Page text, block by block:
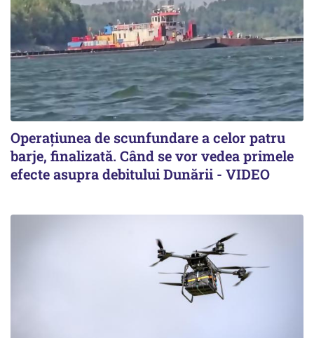
Operațiunea de scunfundare a celor patru
barje, finalizată. Când se vor vedea primele
efecte asupra debitului Dunării - VIDEO